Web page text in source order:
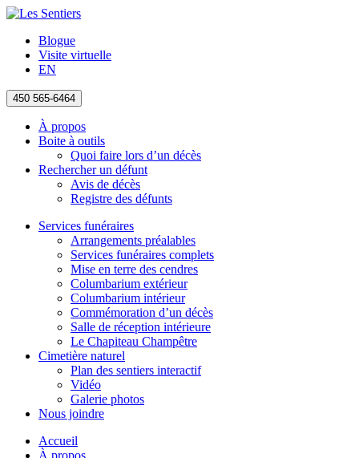
Blogue
Visite virtuelle
EN
450 565-6464
À propos
Boite à outils
Quoi faire lors d’un décès
Rechercher un défunt
Avis de décès
Registre des défunts
Services funéraires
Arrangements préalables
Services funéraires complets
Mise en terre des cendres
Columbarium extérieur
Columbarium intérieur
Commémoration d’un décès
Salle de réception intérieure
Le Chapiteau Champêtre
Cimetière naturel
Plan des sentiers interactif
Vidéo
Galerie photos
Nous joindre
Accueil
À propos